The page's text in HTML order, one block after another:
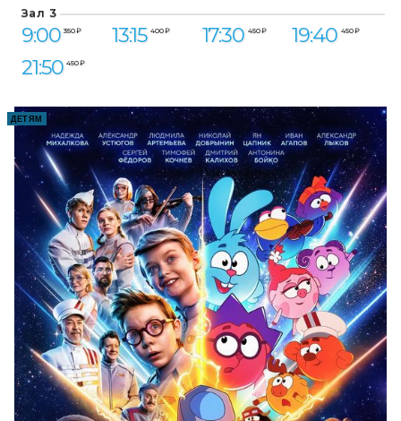
Зал 3
9:00 350 ₽ 13:15 400 ₽ 17:30 450 ₽ 19:40 450 ₽
21:50 450 ₽
ДЕТЯМ